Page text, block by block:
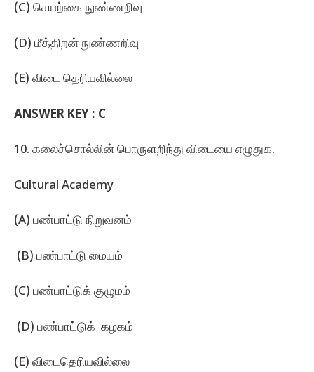
(C) செயற்கை நுண்ணறிவு
(D) மீத்திறன்‌ நுண்ணறிவு
(E) விடை தெரியவில்லை
ANSWER KEY : C
10. கலைச்சொல்லின்‌ பொருளறிந்து விடையை எழுதுக.
Cultural Academy
(A) பண்பாட்டு நிறுவனம்
‌ (B) பண்பாட்டு மையம்‌
(C) பண்பாட்டுக்‌ குழுமம்‌
(D) பண்பாட்டுக்‌ ‌ கழகம்‌
(E) விடைதெரியவில்லை